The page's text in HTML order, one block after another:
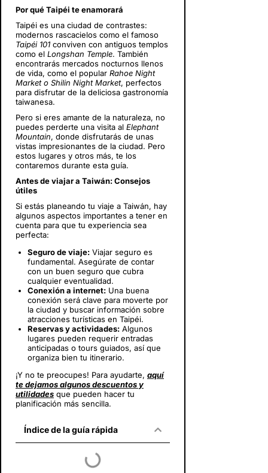
Por qué Taipéi te enamorará
Taipéi es una ciudad de contrastes:
modernos rascacielos como el famoso
Taipéi 101 conviven con antiguos templos
como el Longshan Temple. También
encontrarás mercados nocturnos llenos
de vida, como el popular Rahoe Night
Market o Shilin Night Market, perfectos
para disfrutar de la deliciosa gastronomía
taiwanesa.
Pero si eres amante de la naturaleza, no
puedes perderte una visita al Elephant
Mountain, donde disfrutarás de unas
vistas impresionantes de la ciudad. Pero
estos lugares y otros más, te los
contaremos durante esta guía.
Antes de viajar a Taiwán: Consejos
útiles
Si estás planeando tu viaje a Taiwán, hay
algunos aspectos importantes a tener en
cuenta para que tu experiencia sea
perfecta:
Seguro de viaje: Viajar seguro es
fundamental. Asegúrate de contar
con un buen seguro que cubra
cualquier eventualidad.
Conexión a internet: Una buena
conexión será clave para moverte por
la ciudad y buscar información sobre
atracciones turísticas en Taipéi.
Reservas y actividades: Algunos
lugares pueden requerir entradas
anticipadas o tours guiados, así que
organiza bien tu itinerario.
¡Y no te preocupes! Para ayudarte, aquí
te dejamos algunos descuentos y
utilidades que pueden hacer tu
planificación más sencilla.
Índice de la guía rápida